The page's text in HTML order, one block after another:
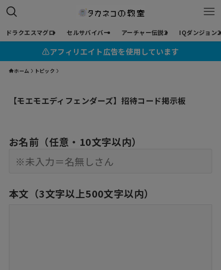
ドラクエスマグロ セルサバイバー アーチャー伝説2 IQダンジョン2
⚠︎アフィリエイト広告を使用しています
ホーム トピック
【モエモエディフェンダーズ】招待コード掲示板
お名前（任意・10文字以内）
本文（3文字以上500文字以内）